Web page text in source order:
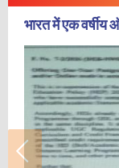
भारत में एक वर्षीय